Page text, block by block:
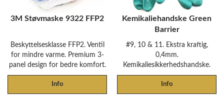
3M Støvmaske 9322 FFP2
Beskyttelsesklasse FFP2. Ventil
for mindre varme. Premium 3-
panel design for bedre komfort.
Info
Kemikaliehandske Green
Barrier
#9, 10 & 11. Ekstra kraftig,
0,4mm.
Kemikaliesikkerhedshandske.
Info